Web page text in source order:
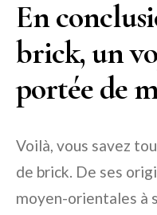
En
brick, un
portée de
Voilà, vous savez
de brick. De ses
moyen-orientales à